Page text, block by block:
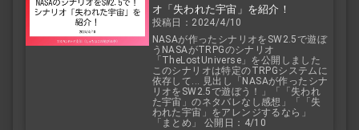
オ「失われた宇宙」を紹介！
投稿日：2024/4/10
NASAが作ったシナリオをSW2.5で遊ぼ
うNASAがTRPGのシナリオ
「TheLostUniverse」を公開しました
このシナリオは特定のTRPGシステムに
依存して... 見出し「NASAが作ったシナ
リオをSW2.5で遊ぼう！」「「失われ
た宇宙」のネタバレなし感想」「「失
われた宇宙」をアレンジするなら」
「まとめ」 公開日：4/10